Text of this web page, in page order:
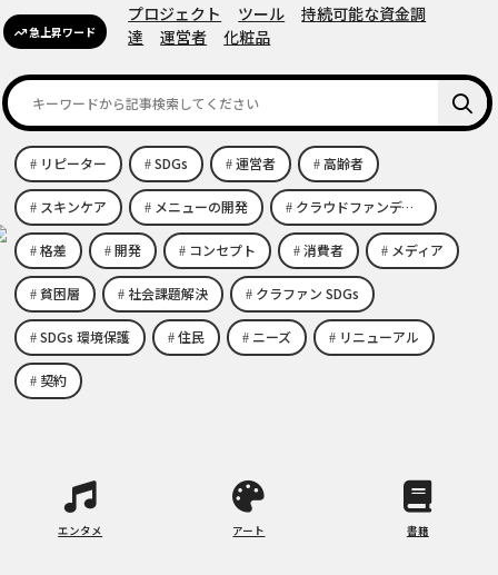
急上昇ワード
プロジェクト ツール
持続可能な資金調
達
運営者 化粧品
リピーター SDGs 運営者 高齢者
スキンケア メニューの開発 クラウドファンディング エコビジネス
格差 開発 コンセプト 消費者 メディア
貧困層 社会課題解決 クラファン SDGs
SDGs 環境保護 住民 ニーズ リニューアル
契約
エンタメ アート 書籍